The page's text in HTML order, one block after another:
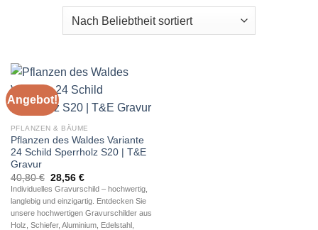
Angebot!
PFLANZEN & BÄUME
Pflanzen des Waldes Variante
24 Schild Sperrholz S20 | T&E
Gravur
40,80€ Ursprünglicher
Preis
war:
40,80 €
28,56 €Aktueller
Preis
ist:
28,56 €.
Individuelles Gravurschild – hochwertig,
langlebig und einzigartig. Entdecken Sie
unsere hochwertigen Gravurschilder aus
Holz, Schiefer, Aluminium, Edelstahl,